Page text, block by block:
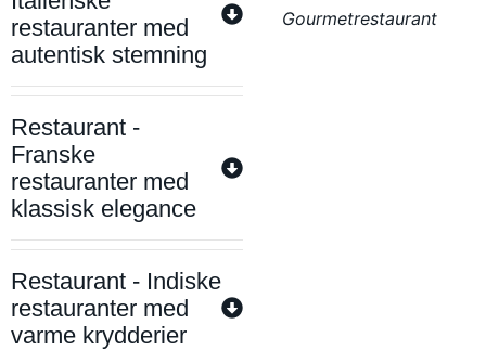
restauranter med
autentisk stemning
Restaurant -
Franske
restauranter med
klassisk elegance
Restaurant - Indiske
restauranter med
varme krydderier
Gourmetrestaurant